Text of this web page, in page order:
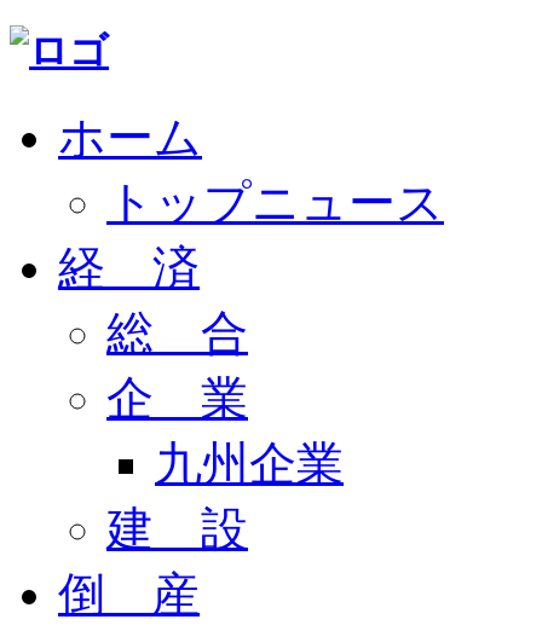
ホーム
トップニュース
経 済
総 合
企 業
九州企業
建 設
倒 産